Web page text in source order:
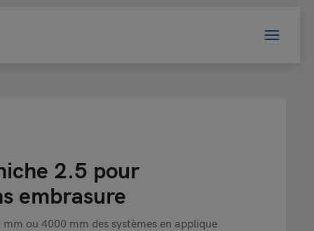
2.5 pour
embrasure
mm ou 4000 mm des systèmes en applique